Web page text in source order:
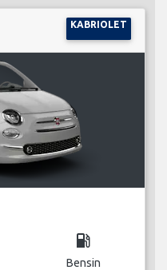
KABRIOLET
local_gas_station
Bensin